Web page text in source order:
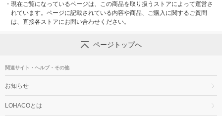
・ 現在ご覧になっているページは、この商品を取り扱うストアによって運営さ
れています。ページに記載されている内容や商品、ご購入に関するご質問
は、直接各ストアにお問い合わせください。
ページトップへ
関連サイト・ヘルプ・その他
お知らせ
LOHACOとは